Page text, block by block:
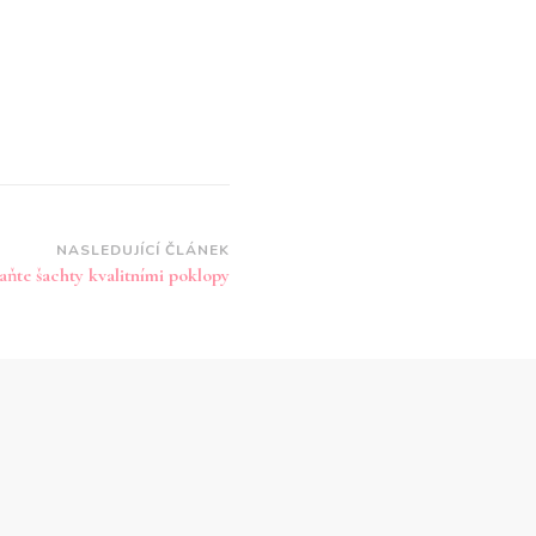
NASLEDUJÍCÍ ČLÁNEK
šachty kvalitními poklopy